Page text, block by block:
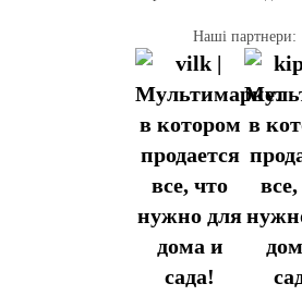
Наші партнери: